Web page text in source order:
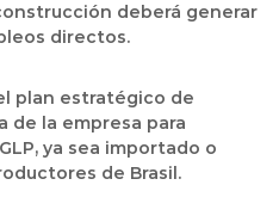
deberá generar
directos.
plan estratégico de
de la empresa para
ya sea importado o
de Brasil.